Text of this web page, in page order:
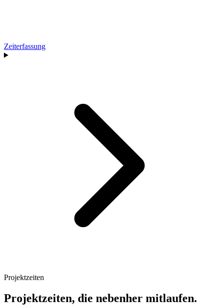
Zeiterfassung
Projektzeiten
Projektzeiten, die nebenher mitlaufen.